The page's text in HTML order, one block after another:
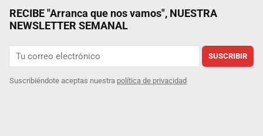
RECIBE "Arranca que nos vamos", NUESTRA
NEWSLETTER SEMANAL
SUSCRIBIR
Suscribiéndote aceptas nuestra política de privacidad